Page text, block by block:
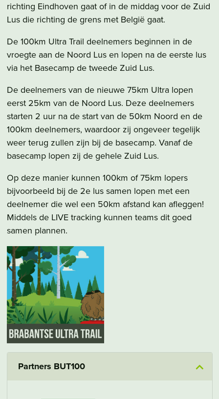
richting Eindhoven gaat of in de middag voor de Zuid
Lus die richting de grens met België gaat.
De 100km Ultra Trail deelnemers beginnen in de
vroegte aan de Noord Lus en lopen na de eerste lus
via het Basecamp de tweede Zuid Lus.
De deelnemers van de nieuwe 75km Ultra lopen
eerst 25km van de Noord Lus. Deze deelnemers
starten 2 uur na de start van de 50km Noord en de
100km deelnemers, waardoor zij ongeveer tegelijk
weer terug zullen zijn bij de basecamp. Vanaf de
basecamp lopen zij de gehele Zuid Lus.
Op deze manier kunnen 100km of 75km lopers
bijvoorbeeld bij de 2e lus samen lopen met een
deelnemer die wel een 50km afstand kan afleggen!
Middels de LIVE tracking kunnen teams dit goed
samen plannen.
Partners BUT100